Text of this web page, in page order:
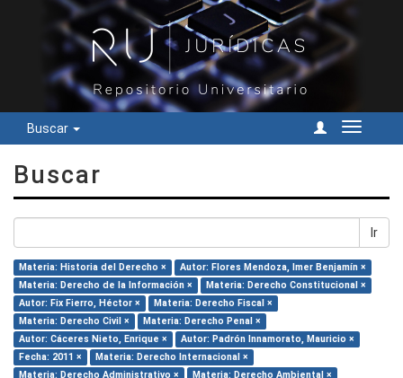
Buscar
Cambiar
Buscar
Ir
Materia: Historia del Derecho ×
Autor: Flores Mendoza, Imer Benjamín ×
Materia: Derecho de la Información ×
Materia: Derecho Constitucional ×
Autor: Fix Fierro, Héctor ×
Materia: Derecho Fiscal ×
Materia: Derecho Civil ×
Materia: Derecho Penal ×
Autor: Cáceres Nieto, Enrique ×
Autor: Padrón Innamorato, Mauricio ×
Fecha: 2011 ×
Materia: Derecho Internacional ×
Materia: Derecho Administrativo ×
Materia: Derecho Ambiental ×